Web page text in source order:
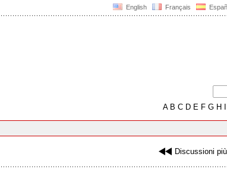
English Français
AB C D E F G H
Discussioni